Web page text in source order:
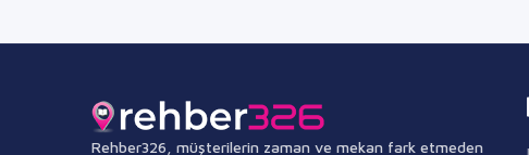
Rehber326, müşterilerin zaman ve mekan fark etmeden